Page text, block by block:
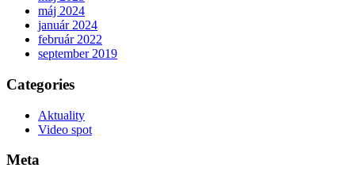
máj 2024
január 2024
február 2022
september 2019
Categories
Aktuality
Video spot
Meta